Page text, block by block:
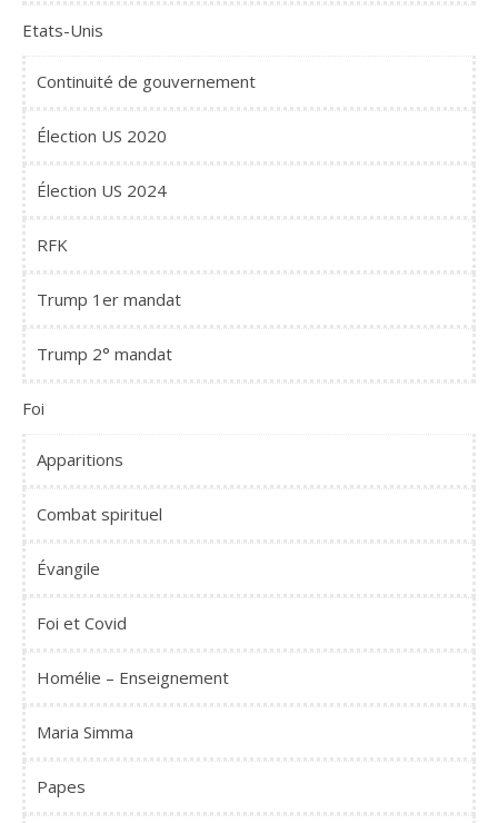
Etats-Unis
Continuité de gouvernement
Élection US 2020
Élection US 2024
RFK
Trump 1er mandat
Trump 2° mandat
Foi
Apparitions
Combat spirituel
Évangile
Foi et Covid
Homélie – Enseignement
Maria Simma
Papes